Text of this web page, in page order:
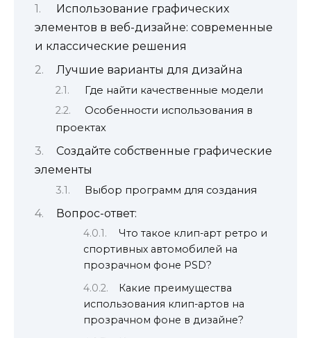
Использование графических
элементов в веб-дизайне: современные
и классические решения
Лучшие варианты для дизайна
Где найти качественные модели
Особенности использования в
проектах
Создайте собственные графические
элементы
Выбор программ для создания
Вопрос-ответ:
Что такое клип-арт ретро и
спортивных автомобилей на
прозрачном фоне PSD?
Какие преимущества
использования клип-артов на
прозрачном фоне в дизайне?